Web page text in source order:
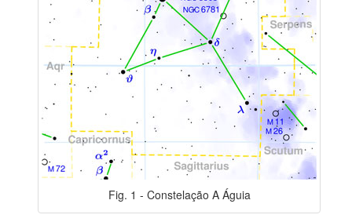
Fig. 1 - Constelação A Águia